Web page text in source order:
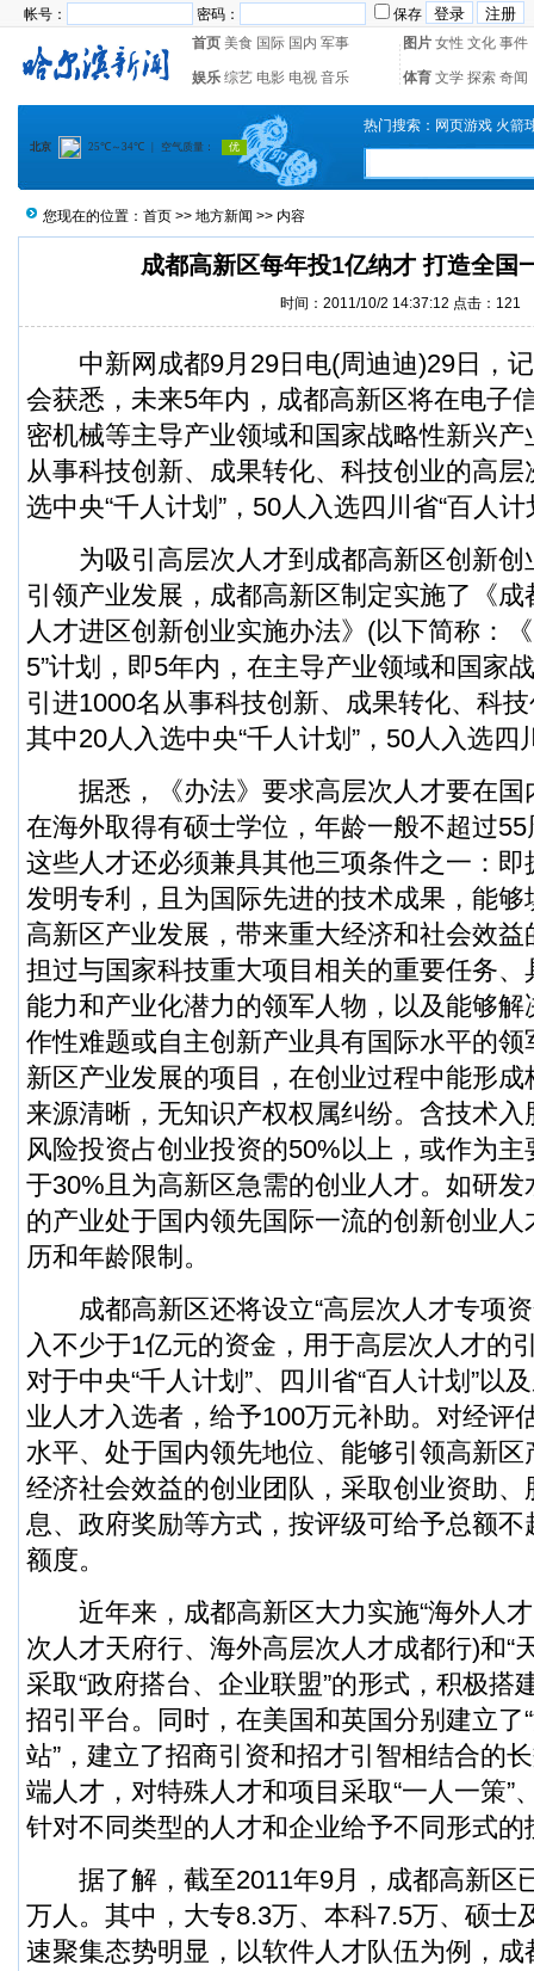
帐号： 密码：
保存
首页 美食 国际 国内 军事 图片 女性 文化 事件
娱乐 综艺 电影 电视 音乐 体育 文学 探索 奇闻
热门搜索： 网页游戏 火箭
您现在的位置： 首页 >> 地方新闻 >> 内容
成都高新区每年投1亿纳才 打造全国
时间：2011/10/2 14:37:12 点击： 121
中新网成都9月29日电(周迪迪)29日，记
会获悉，未来5年内，成都高新区将在电子
密机械等主导产业领域和国家战略性新兴
从事科技创新、成果转化、科技创业的高
选中央“千人计划”，50人入选四川省“百人计
为吸引高层次人才到成都高新区创新创
引领产业发展，成都高新区制定实施了《
人才进区创新创业实施办法》(以下简称：
5”计划，即5年内，在主导产业领域和国家
引进1000名从事科技创新、成果转化、科
其中20人入选中央“千人计划”，50人入选四
据悉，《办法》要求高层次人才要在国
在海外取得有硕士学位，年龄一般不超过
这些人才还必须兼具其他三项条件之一：
发明专利，且为国际先进的技术成果，能
高新区产业发展，带来重大经济和社会效
担过与国家科技重大项目相关的重要任务
能力和产业化潜力的领军人物，以及能够
作性难题或自主创新产业具有国际水平的
新区产业发展的项目，在创业过程中能形
来源清晰，无知识产权权属纠纷。含技术
风险投资占创业投资的50%以上，或作为
于30%且为高新区急需的创业人才。如研
的产业处于国内领先国际一流的创新创业
历和年龄限制。
成都高新区还将设立“高层次人才专项资
入不少于1亿元的资金，用于高层次人才的
对于中央“千人计划”、四川省“百人计划”以
业人才入选者，给予100万元补助。对经评
水平、处于国内领先地位、能够引领高新
经济社会效益的创业团队，采取创业资助
息、政府奖励等方式，按评级可给予总额
额度。
近年来，成都高新区大力实施“海外人才
次人才天府行、海外高层次人才成都行)和“
采取“政府搭台、企业联盟”的形式，积极搭
招引平台。同时，在美国和英国分别建立了
站”，建立了招商引资和招才引智相结合的
端人才，对特殊人才和项目采取“一人一策”
针对不同类型的人才和企业给予不同形式的
据了解，截至2011年9月，成都高新区
万人。其中，大专8.3万、本科7.5万、硕士
速聚集态势明显，以软件人才队伍为例，